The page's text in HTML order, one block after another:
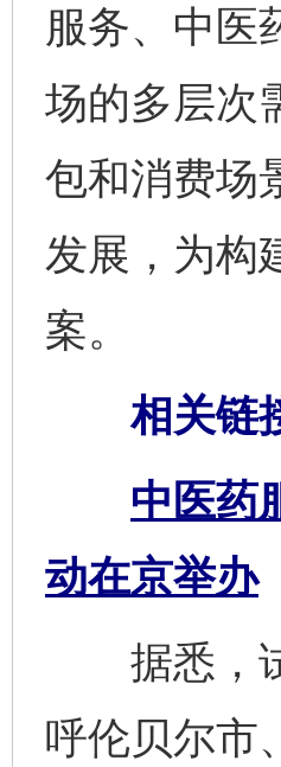
服务、中医
场的多层次
包和消费场
发展，为构
案。
相关链
中医药
动在京举办
据悉，试
呼伦贝尔市